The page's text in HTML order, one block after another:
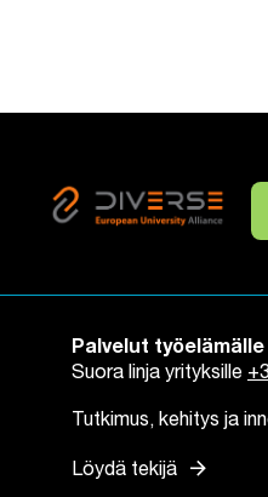
Palvelut työelämälle
Suora linja yrityksille
Tutkimus, kehitys ja
Löydä tekijä arrow_forward